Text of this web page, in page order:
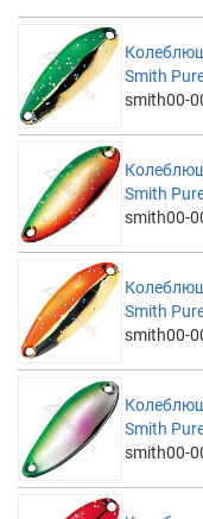
Smith
smith00-
Smith
smith00-
Smith
smith00-
Smith
smith00-